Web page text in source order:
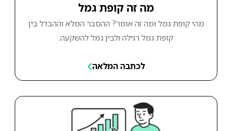
מה זה קופת גמל
מהי קופת גמל ומה זה אומר? ההסבר המלא וההבדל בין
קופת גמל רגילה ולבין גמל להשקעה.
לכתבה המלאה